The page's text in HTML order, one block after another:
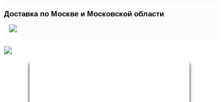
Доставка по Москве и Московской области